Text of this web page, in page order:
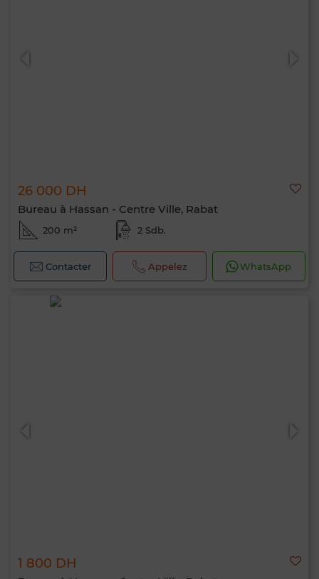
26 000 DH
Bureau à Hassan - Centre Ville, Rabat
200 m² 2 Sdb.
Contacter Appelez WhatsApp
1 800 DH